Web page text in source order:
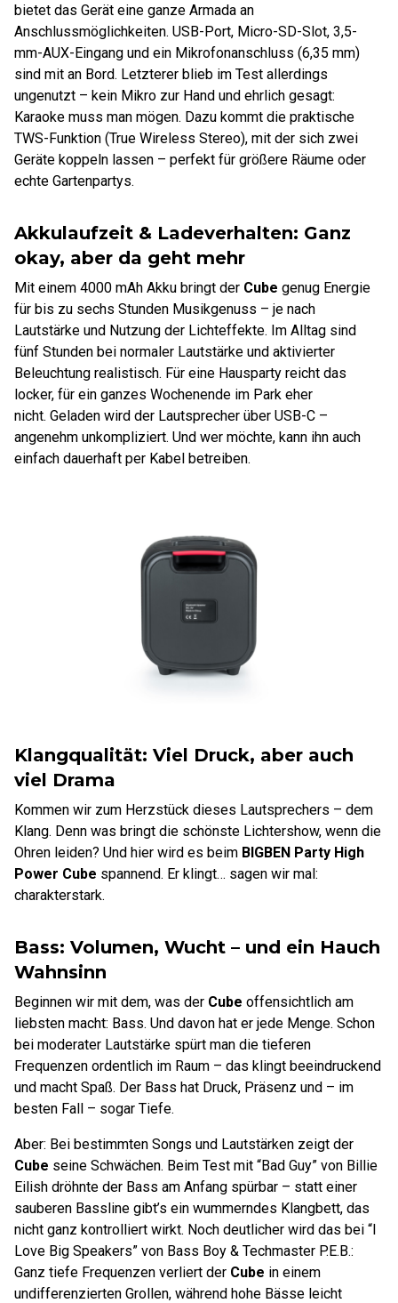
bietet das Gerät eine ganze Armada an
Anschlussmöglichkeiten. USB-Port, Micro-SD-Slot, 3,5-
mm-AUX-Eingang und ein Mikrofonanschluss (6,35 mm)
sind mit an Bord. Letzterer blieb im Test allerdings
ungenutzt – kein Mikro zur Hand und ehrlich gesagt:
Karaoke muss man mögen. Dazu kommt die praktische
TWS-Funktion (True Wireless Stereo), mit der sich zwei
Geräte koppeln lassen – perfekt für größere Räume oder
echte Gartenpartys.
Akkulaufzeit & Ladeverhalten: Ganz
okay, aber da geht mehr
Mit einem 4000 mAh Akku bringt der Cube genug Energie
für bis zu sechs Stunden Musikgenuss – je nach
Lautstärke und Nutzung der Lichteffekte. Im Alltag sind
fünf Stunden bei normaler Lautstärke und aktivierter
Beleuchtung realistisch. Für eine Hausparty reicht das
locker, für ein ganzes Wochenende im Park eher
nicht. Geladen wird der Lautsprecher über USB-C –
angenehm unkompliziert. Und wer möchte, kann ihn auch
einfach dauerhaft per Kabel betreiben.
Klangqualität: Viel Druck, aber auch
viel Drama
Kommen wir zum Herzstück dieses Lautsprechers – dem
Klang. Denn was bringt die schönste Lichtershow, wenn die
Ohren leiden? Und hier wird es beim BIGBEN Party High
Power Cube spannend. Er klingt… sagen wir mal:
charakterstark.
Bass: Volumen, Wucht – und ein Hauch
Wahnsinn
Beginnen wir mit dem, was der Cube offensichtlich am
liebsten macht: Bass. Und davon hat er jede Menge. Schon
bei moderater Lautstärke spürt man die tieferen
Frequenzen ordentlich im Raum – das klingt beeindruckend
und macht Spaß. Der Bass hat Druck, Präsenz und – im
besten Fall – sogar Tiefe.
Aber: Bei bestimmten Songs und Lautstärken zeigt der
Cube seine Schwächen. Beim Test mit “Bad Guy” von Billie
Eilish dröhnte der Bass am Anfang spürbar – statt einer
sauberen Bassline gibt’s ein wummerndes Klangbett, das
nicht ganz kontrolliert wirkt. Noch deutlicher wird das bei “I
Love Big Speakers” von Bass Boy & Techmaster P.E.B.:
Ganz tiefe Frequenzen verliert der Cube in einem
undifferenzierten Grollen, während hohe Bässe leicht